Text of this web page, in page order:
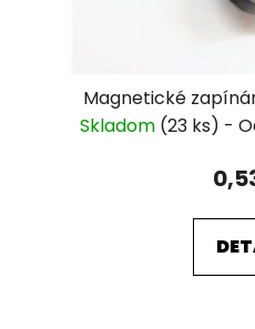
Magnetické
Skladom (23 ks)